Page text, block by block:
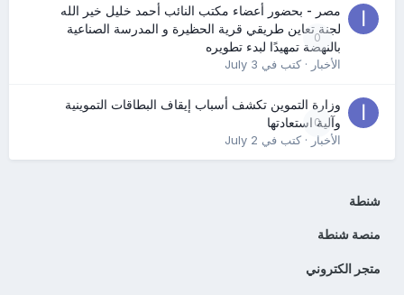
0
مصر - بحضور أعضاء مكتب النائب أحمد خليل خير الله
لجنة تعاين طريقي قرية الحظيرة و المدرسة الصناعية
بالنهضة تمهيدًا لبدء تطويره
الأخبار· كتب في July 3
0
وزارة التموين تكشف أسباب إيقاف البطاقات التموينية
وآلية استعادتها
الأخبار· كتب في July 2
شنطة
منصة شنطة
متجر الكتروني